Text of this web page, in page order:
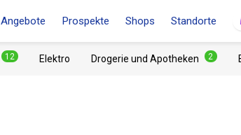
Angebote Prospekte Shops Standorte
12 Elektro Drogerie und Apotheken 2